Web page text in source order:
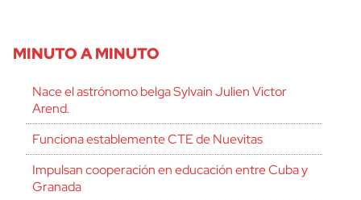
MINUTO A MINUTO
Nace el astrónomo belga Sylvain Julien Victor
Arend.
Funciona establemente CTE de Nuevitas
Impulsan cooperación en educación entre Cuba y
Granada